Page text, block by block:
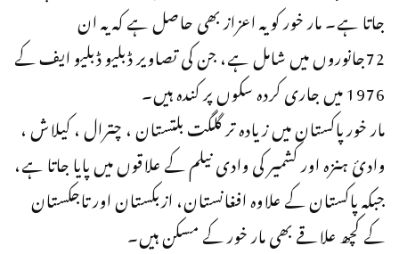
جاتا ہے۔ مار خور کو یہ اعزاز بھی حاصل ہے کہ یہ ان
72جانوروں میں شامل ہے، جن کی تصاویر ڈبلیو ڈبلیو ایف کے
1976 میں جاری کردہ سکوں پر کندہ ہیں۔
مار خورپاکستان میں زیادہ تر گلگت بلتستان ، چترال ، کیلاش ،
وادیٔ ہنزہ اور کشمیر کی وادی نیلم کے علاقوں میں پایا جاتا ہے،
جبکہ پاکستان کے علاوہ افغانستان، ازبکستان اور تاجکستان
کے کچھ علاقے بھی مار خور کے مسکن ہیں۔